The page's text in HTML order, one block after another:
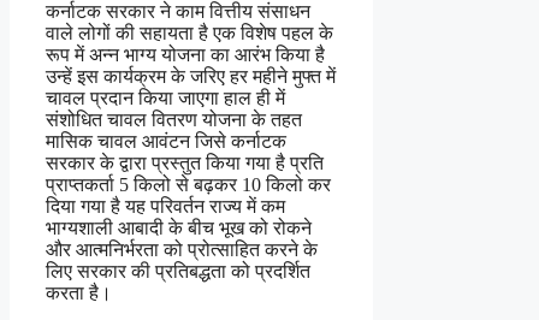
कर्नाटक सरकार ने काम वित्तीय संसाधन
वाले लोगों की सहायता है एक विशेष पहल के
रूप में अन्न भाग्य योजना का आरंभ किया है
उन्हें इस कार्यक्रम के जरिए हर महीने मुफ्त में
चावल प्रदान किया जाएगा हाल ही में
संशोधित चावल वितरण योजना के तहत
मासिक चावल आवंटन जिसे कर्नाटक
सरकार के द्वारा प्रस्तुत किया गया है प्रति
प्राप्तकर्ता 5 किलो से बढ़कर 10 किलो कर
दिया गया है यह परिवर्तन राज्य में कम
भाग्यशाली आबादी के बीच भूख को रोकने
और आत्मनिर्भरता को प्रोत्साहित करने के
लिए सरकार की प्रतिबद्धता को प्रदर्शित
करता है।